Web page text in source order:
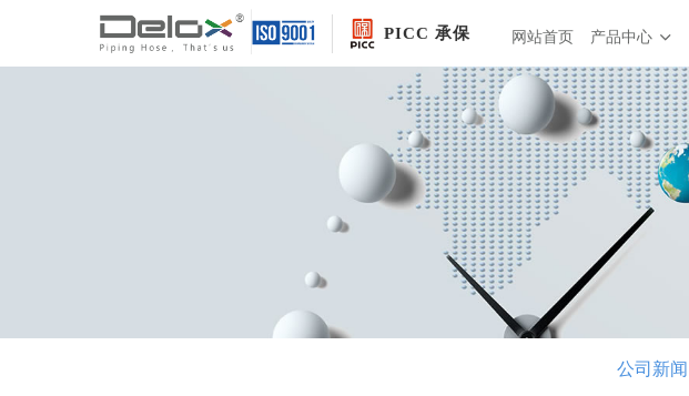
PICC 承保 网站首页 产品中心
公司新闻